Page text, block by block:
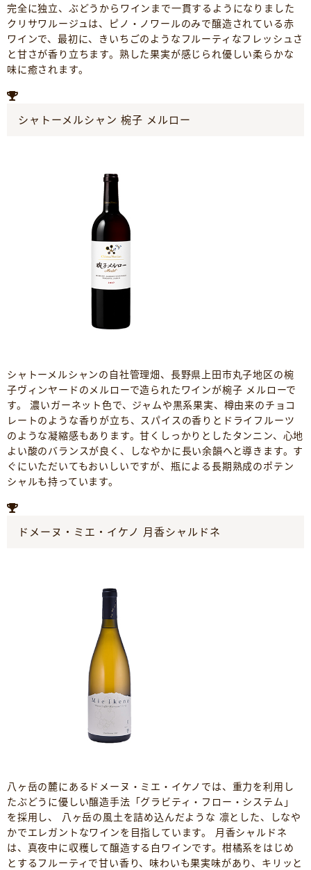
完全に独立、ぶどうからワインまで一貫するようになりました
クリサワルージュは、ピノ・ノワールのみで醸造されている赤
ワインで、最初に、きいちごのようなフルーティなフレッシュさ
と甘さが香り立ちます。熟した果実が感じられ優しい柔らかな
味に癒されます。
シャトーメルシャン 椀子 メルロー
シャトーメルシャンの自社管理畑、長野県上田市丸子地区の椀
子ヴィンヤードのメルローで造られたワインが椀子 メルローで
す。 濃いガーネット色で、ジャムや黒系果実、樽由来のチョコ
レートのような香りが立ち、スパイスの香りとドライフルーツ
のような凝縮感もあります。甘くしっかりとしたタンニン、心地
よい酸のバランスが良く、しなやかに長い余韻へと導きます。す
ぐにいただいてもおいしいですが、瓶による長期熟成のポテン
シャルも持っています。
ドメーヌ・ミエ・イケノ 月香シャルドネ
八ヶ岳の麓にあるドメーヌ・ミエ・イケノでは、重力を利用し
たぶどうに優しい醸造手法「グラビティ・フロー・システム」
を採用し、 八ヶ岳の風土を詰め込んだような 凛とした、しなや
かでエレガントなワインを目指しています。 月香シャルドネ
は、真夜中に収穫して醸造する白ワインです。柑橘系をはじめ
とするフルーティで甘い香り、味わいも果実味があり、キリッと